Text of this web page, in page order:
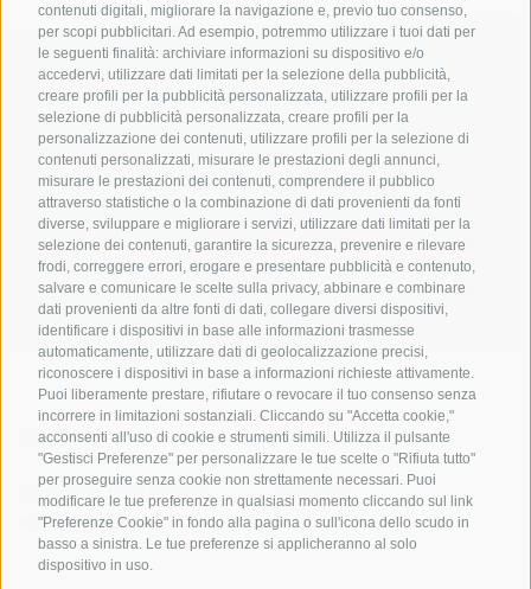
contenuti digitali, migliorare la navigazione e, previo tuo consenso,
per scopi pubblicitari. Ad esempio, potremmo utilizzare i tuoi dati per
le seguenti finalità: archiviare informazioni su dispositivo e/o
accedervi, utilizzare dati limitati per la selezione della pubblicità,
creare profili per la pubblicità personalizzata, utilizzare profili per la
selezione di pubblicità personalizzata, creare profili per la
personalizzazione dei contenuti, utilizzare profili per la selezione di
contenuti personalizzati, misurare le prestazioni degli annunci,
misurare le prestazioni dei contenuti, comprendere il pubblico
attraverso statistiche o la combinazione di dati provenienti da fonti
diverse, sviluppare e migliorare i servizi, utilizzare dati limitati per la
selezione dei contenuti, garantire la sicurezza, prevenire e rilevare
frodi, correggere errori, erogare e presentare pubblicità e contenuto,
salvare e comunicare le scelte sulla privacy, abbinare e combinare
dati provenienti da altre fonti di dati, collegare diversi dispositivi,
identificare i dispositivi in base alle informazioni trasmesse
automaticamente, utilizzare dati di geolocalizzazione precisi,
riconoscere i dispositivi in base a informazioni richieste attivamente.
Puoi liberamente prestare, rifiutare o revocare il tuo consenso senza
incorrere in limitazioni sostanziali. Cliccando su "Accetta cookie,"
acconsenti all'uso di cookie e strumenti simili. Utilizza il pulsante
"Gestisci Preferenze" per personalizzare le tue scelte o "Rifiuta tutto"
per proseguire senza cookie non strettamente necessari. Puoi
modificare le tue preferenze in qualsiasi momento cliccando sul link
"Preferenze Cookie" in fondo alla pagina o sull'icona dello scudo in
basso a sinistra. Le tue preferenze si applicheranno al solo
dispositivo in uso.
UFFICIO PER IL PARCO NAZIONALE DELLO STELVIO
SOCIAL MEDIA POLICY | CREDITS | MAPPA DEL SITO | COOKIE POLICY | PRIVACY
Preferenze Cookies
CONTATTI CENTRI VISITATORI
ESPERIENZE GUIDATE
NELLA NATURA
SCUOLE